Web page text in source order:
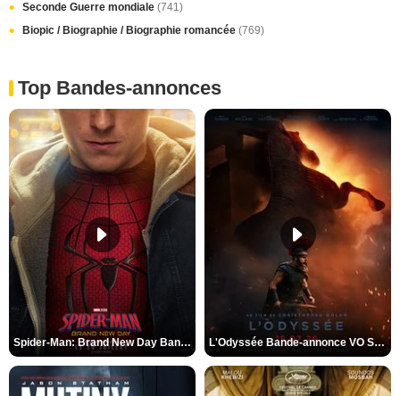
Seconde Guerre mondiale (741)
Biopic / Biographie / Biographie romancée (769)
Top Bandes-annonces
Spider-Man: Brand New Day Bande-annonce VO STFR L'Odyssée Bande-annonce VO STFR